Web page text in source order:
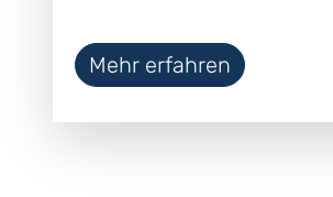
Mehr erfahren